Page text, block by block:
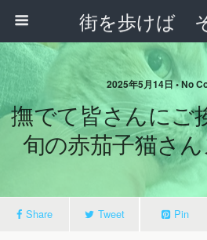
街を歩けば
2025年5月14日 • No
撫でて皆さんに
旬の赤茄子猫さ
Share Tweet Pin